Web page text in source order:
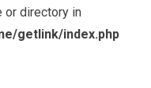
or directory in
getlink/index.php